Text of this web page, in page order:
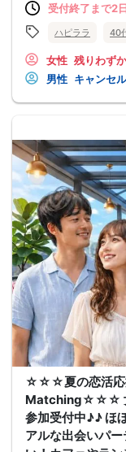
受付終了まで2日
ハピララ 40
女性 残りわずか
男性 キャンセ
☆☆☆夏の恋活応
Matching☆☆☆
参加受付中♪♪ ほ
アルな出会いパ